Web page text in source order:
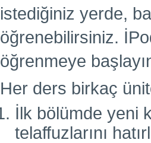
istediğiniz yerde,
öğrenebilirsiniz.
öğrenmeye
Her ders birkaç
İlk bölümde yeni
telaffuzlarını